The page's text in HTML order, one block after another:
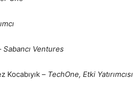
Sabancı Ventures
Kocabıyık – TechOne, Etki Yatırımcısı